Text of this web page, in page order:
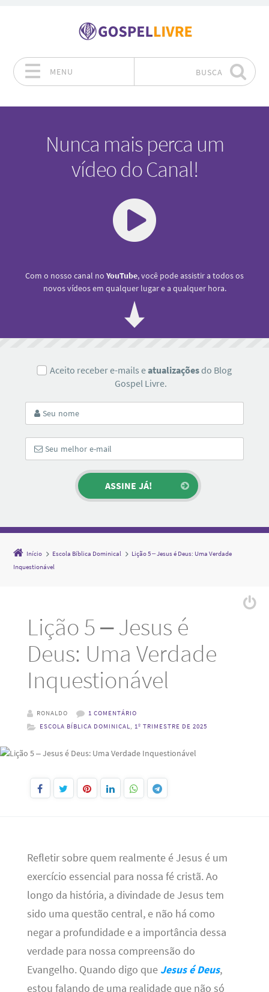
MENU BUSCA
Nunca mais perca um
vídeo do Canal!
Com o nosso canal no YouTube, você pode assistir a todos os
novos vídeos em qualquer lugar e a qualquer hora.
Aceito receber e-mails eatualizaçõesdo Blog
Gospel Livre.
Início Escola Bíblica Dominical
Lição 5 – Jesus é Deus: Uma Verdade
Inquestionável
Lição 5 – Jesus é
Deus: Uma Verdade
Inquestionável
RONALDO
1 COMENTÁRIO
ESCOLA BÍBLICA DOMINICAL, 1º TRIMESTRE DE 2025
Refletir sobre quem realmente é Jesus é um
exercício essencial para nossa fé cristã. Ao
longo da história, a divindade de Jesus tem
sido uma questão central, e não há como
negar a profundidade e a importância dessa
verdade para nossa compreensão do
Evangelho. Quando digo que Jesus é Deus,
estou falando de uma realidade que não só